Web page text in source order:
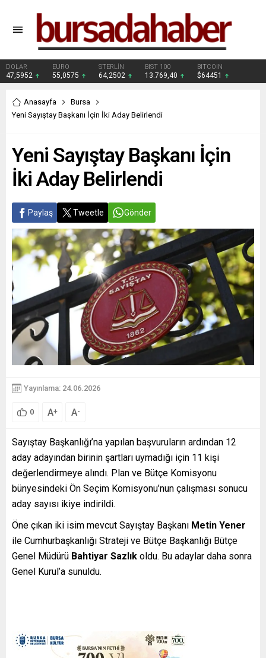
DOLAR
47,5952
EURO
55,0575
STERLİN
64,2502
BIST 100
13.769,40
BITCOIN
$64451
Anasayfa
Bursa
Yeni Sayıştay Başkanı İçin İki Aday Belirlendi
Yeni Sayıştay Başkanı İçin
İki Aday Belirlendi
Paylaş Tweetle Gönder
Yayınlama: 24.06.2026
0 A+ A-
Sayıştay Başkanlığı’na yapılan başvuruların ardından 12
aday adayından birinin şartları uymadığı için 11 kişi
değerlendirmeye alındı. Plan ve Bütçe Komisyonu
bünyesindeki Ön Seçim Komisyonu’nun çalışması sonucu
aday sayısı ikiye indirildi.
Öne çıkan iki isim mevcut Sayıştay Başkanı Metin Yener
ile Cumhurbaşkanlığı Strateji ve Bütçe Başkanlığı Bütçe
Genel Müdürü Bahtiyar Sazlık oldu. Bu adaylar daha sonra
Genel Kurul’a sunuldu.